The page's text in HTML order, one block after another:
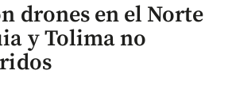
drones en el Norte
y Tolima no